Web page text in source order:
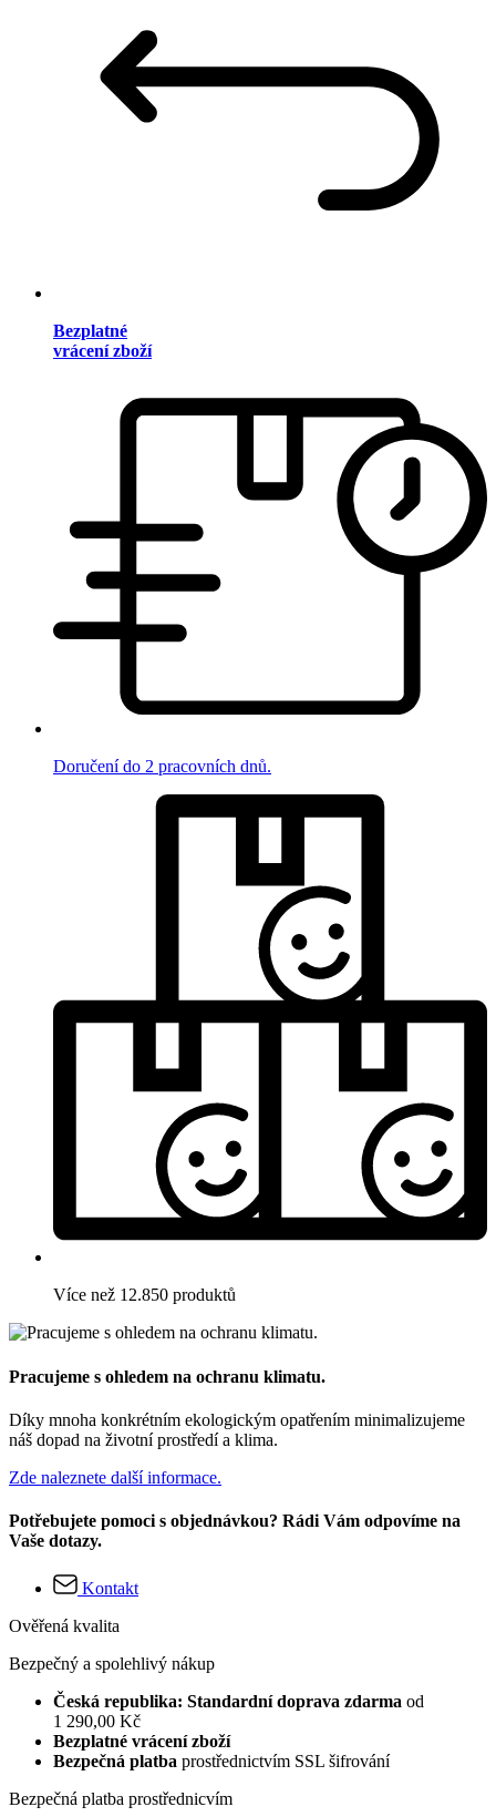
Bezplatné
vrácení zboží
Doručení do 2 pracovních dnů.
Více než 12.850 produktů
Pracujeme s ohledem na ochranu klimatu.
Díky mnoha konkrétním ekologickým opatřením minimalizujeme
náš dopad na životní prostředí a klima.
Zde naleznete další informace.
Potřebujete pomoci s objednávkou? Rádi Vám odpovíme na
Vaše dotazy.
Kontakt
Ověřená kvalita
Bezpečný a spolehlivý nákup
Česká republika: Standardní doprava zdarma od
1 290,00 Kč
Bezplatné vrácení zboží
Bezpečná platba prostřednictvím SSL šifrování
Bezpečná platba prostřednicvím